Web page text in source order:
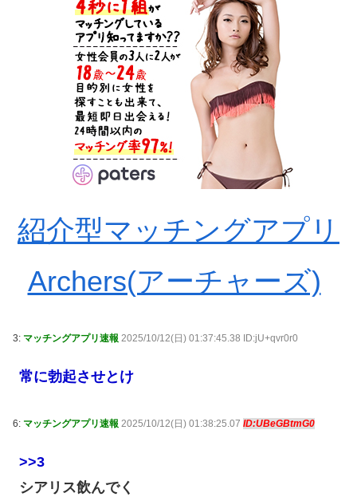
紹介型マッチングアプリ
Archers(アーチャーズ)
3: マッチングアプリ速報 2025/10/12(日) 01:37:45.38 ID:jU+qvr0r0
常に勃起させとけ
6: マッチングアプリ速報 2025/10/12(日) 01:38:25.07 ID:UBeGBtmG0
>>3
シアリス飲んでく